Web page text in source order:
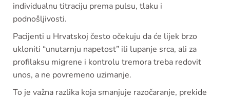
individualnu titraciju prema pulsu, tlaku i
podnošljivosti.
Pacijenti u Hrvatskoj često očekuju da će lijek brzo
ukloniti “unutarnju napetost” ili lupanje srca, ali za
profilaksu migrene i kontrolu tremora treba redovit
unos, a ne povremeno uzimanje.
To je važna razlika koja smanjuje razočaranje, prekide